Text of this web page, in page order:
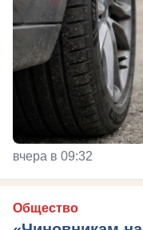
вчера в 09:32
Общество